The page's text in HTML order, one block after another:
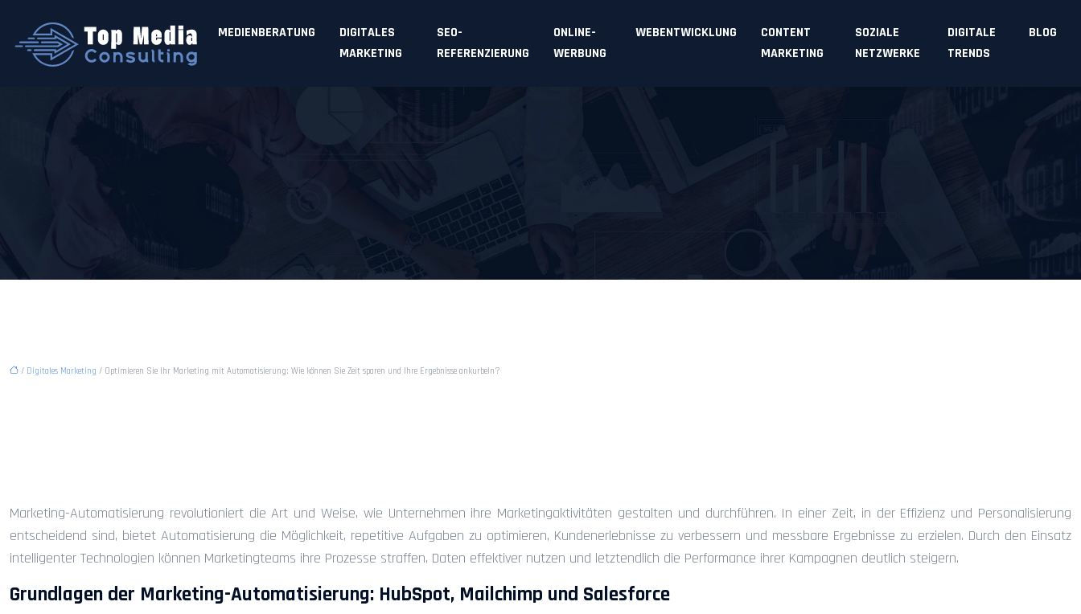
MEDIENBERATUNG
DIGITALES
MARKETING
SEO-
REFERENZIERUNG
ONLINE-
WERBUNG
WEBENTWICKLUNG
CONTENT
MARKETING
SOZIALE
NETZWERKE
DIGITALE
TRENDS
BLOG
/ Digitales Marketing / Optimieren Sie Ihr Marketing mit Automatisierung: Wie können Sie Zeit sparen und Ihre Ergebnisse ankurbeln?
Marketing-Automatisierung revolutioniert die Art und Weise, wie Unternehmen ihre Marketingaktivitäten gestalten und durchführen. In einer Zeit, in der Effizienz und Personalisierung
entscheidend sind, bietet Automatisierung die Möglichkeit, repetitive Aufgaben zu optimieren, Kundenerlebnisse zu verbessern und messbare Ergebnisse zu erzielen. Durch den Einsatz
intelligenter Technologien können Marketingteams ihre Prozesse straffen, Daten effektiver nutzen und letztendlich die Performance ihrer Kampagnen deutlich steigern.
Grundlagen der Marketing-Automatisierung: HubSpot, Mailchimp und Salesforce